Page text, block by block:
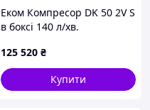
Еком Компресор DK 50 2V S
в боксі 140 л/хв.
125 520 ₴
Купити